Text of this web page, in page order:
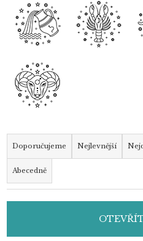
Ř
a
z
e
n
r
Doporučujeme Nejlevnější
Abecedně